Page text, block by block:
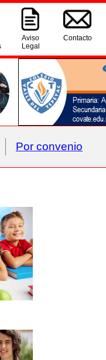
Aviso
Legal
Contacto
Por convenio